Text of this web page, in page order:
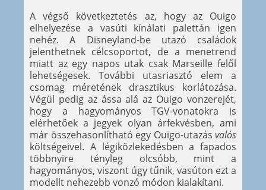
A végső következtetés az, hogy az Ouigo
elhelyezése a vasúti kínálati palettán igen
nehéz. A Disneyland-be utazó családok
jelenthetnek célcsoportot, de a menetrend
miatt az egy napos utak csak Marseille felől
lehetségesek. További utasriasztó elem a
csomag méretének drasztikus korlátozása.
Végül pedig az ássa alá az Ouigo vonzerejét,
hogy a hagyományos TGV-vonatokra is
elérhetőek a jegyek olyan árfekvésben, ami
már összehasonlítható egy Ouigo-utazás valós
költségeivel. A légiközlekedésben a fapados
többnyire tényleg olcsóbb, mint a
hagyományos, viszont úgy tűnik, vasúton ezt a
modellt nehezebb vonzó módon kialakítani.